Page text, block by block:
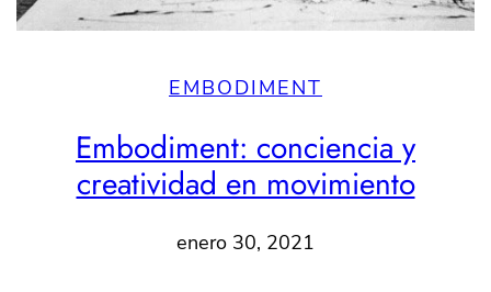
EMBODIMENT
Embodiment: conciencia y
creatividad en movimiento
enero 30, 2021